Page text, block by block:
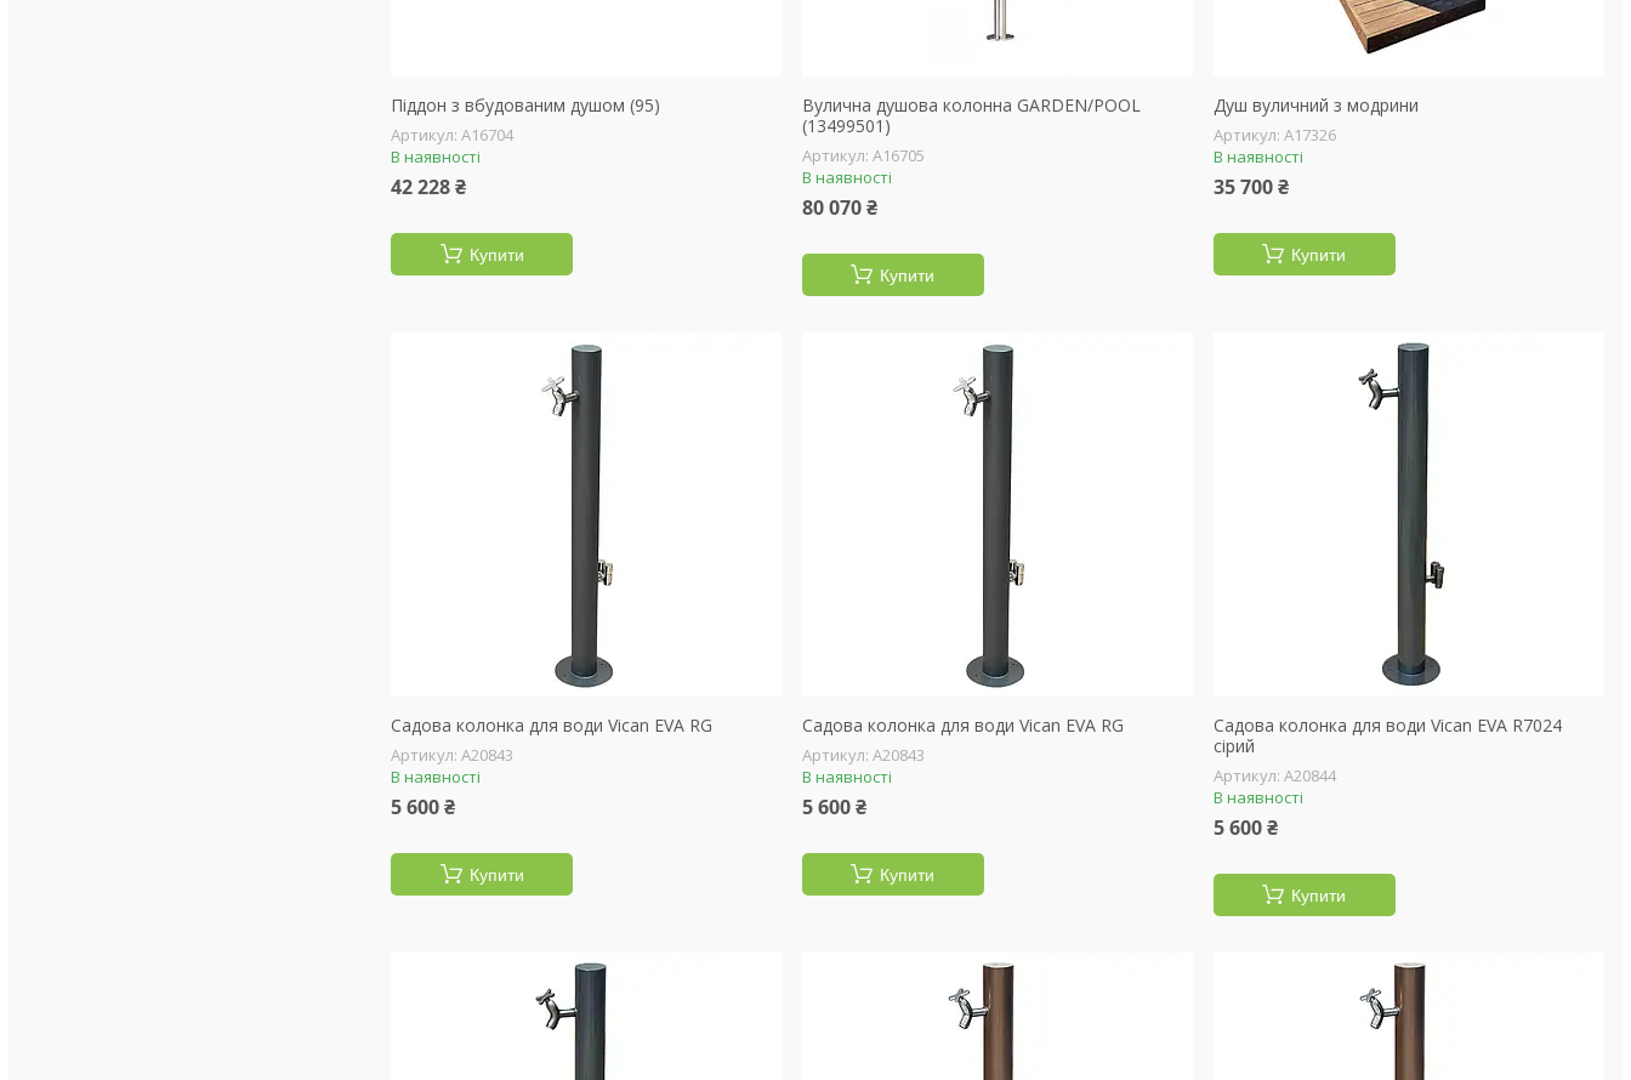
Піддон з вбудованим душом (95)
А16704
В наявності
42 228 ₴
Купити
Вулична душова колонна GARDEN/POOL
(13499501)
А16705
В наявності
80 070 ₴
Купити
Душ вуличний з модрини
А17326
В наявності
35 700 ₴
Купити
Садова колонка для води Vican EVA RG
А20843
В наявності
5 600 ₴
Купити
Садова колонка для води Vican EVA RG
А20843
В наявності
5 600 ₴
Купити
Садова колонка для води Vican EVA R7024
сірий
А20844
В наявності
5 600 ₴
Купити